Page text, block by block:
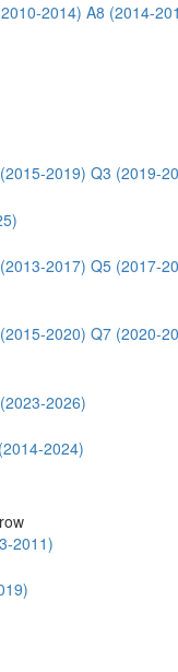
2014) A8 (2014-
2019) Q3 (2019-
2017) Q5 (2017-
2020) Q7 (2020-
2026)
2024)
2011)